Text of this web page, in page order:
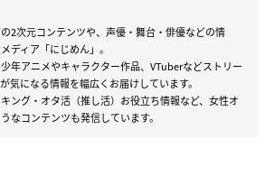
2次元コンテンツや、声優・舞台・俳優などの情
ディア「にじめん」。
年アニメやキャラクター作品、VTuberなどストリー
気になる情報を幅広くお届けしています。
ング・オタ活（推し活）お役立ち情報など、女性オ
なコンテンツも発信しています。